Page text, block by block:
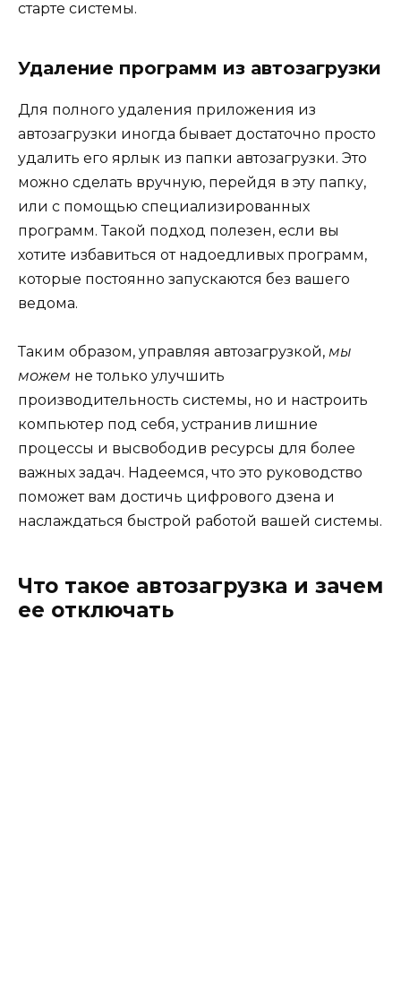
старте системы.
Удаление программ из автозагрузки
Для полного удаления приложения из
автозагрузки иногда бывает достаточно просто
удалить его ярлык из папки автозагрузки. Это
можно сделать вручную, перейдя в эту папку,
или с помощью специализированных
программ. Такой подход полезен, если вы
хотите избавиться от надоедливых программ,
которые постоянно запускаются без вашего
ведома.
Таким образом, управляя автозагрузкой, мы
можем не только улучшить
производительность системы, но и настроить
компьютер под себя, устранив лишние
процессы и высвободив ресурсы для более
важных задач. Надеемся, что это руководство
поможет вам достичь цифрового дзена и
наслаждаться быстрой работой вашей системы.
Что такое автозагрузка и зачем
ее отключать